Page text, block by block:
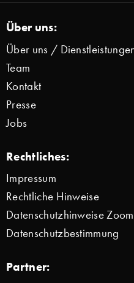
Über uns:
Über uns /
Team
Kontakt
Presse
Jobs
Rechtliches:
Impressum
Rechtliche Hinweise
Datenschutzhinweise Zoom
Datenschutzbestimmung
Partner: